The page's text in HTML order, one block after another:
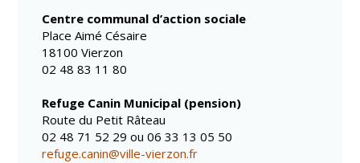
Réglementation
Transports
Tranquillité
publique
Renouvellement
municipal
Centre communal d’action sociale
Place Aimé Césaire
18100 Vierzon
02 48 83 11 80
Refuge Canin Municipal (pension)
Route du Petit Râteau
02 48 71 52 29 ou 06 33 13 05 50
refuge.canin@ville-vierzon.fr